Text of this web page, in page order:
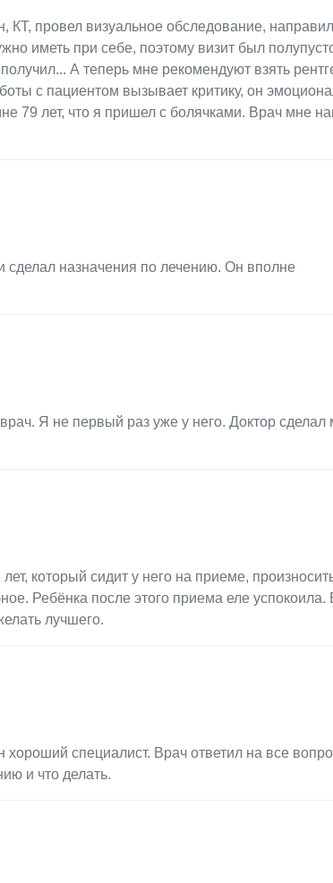
КТ, провел визуальное обследование,
иметь при себе, поэтому визит был
А теперь мне рекомендуют взять
с пациентом вызывает критику, он
79 лет, что я пришел с болячками. Врач мне
сделал назначения по лечению. Он вполне
Я не первый раз уже у него. Доктор сделал
который сидит у него на приеме,
Ребёнка после этого приема еле
лучшего.
специалист. Врач ответил на все
и что делать.